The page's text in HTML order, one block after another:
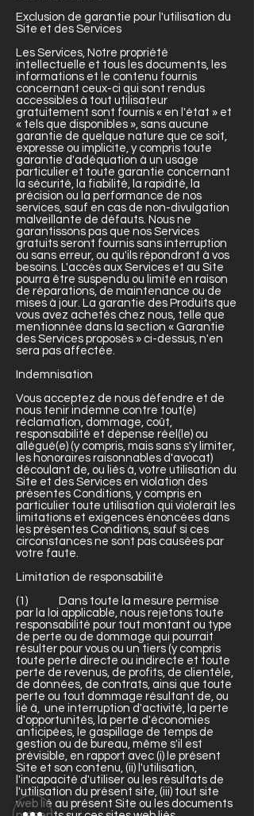
Exclusion de garantie pour l'utilisation du
Site et des Services
Les Services, Notre propriété
intellectuelle et tous les documents, les
informations et le contenu fournis
concernant ceux-ci qui sont rendus
accessibles à tout utilisateur
gratuitement sont fournis « en l'état » et
« tels que disponibles », sans aucune
garantie de quelque nature que ce soit,
expresse ou implicite, y compris toute
garantie d'adéquation à un usage
particulier et toute garantie concernant
la sécurité, la fiabilité, la rapidité, la
précision ou la performance de nos
services, sauf en cas de non-divulgation
malveillante de défauts. Nous ne
garantissons pas que nos Services
gratuits seront fournis sans interruption
ou sans erreur, ou qu'ils répondront à vos
besoins. L'accès aux Services et au Site
pourra être suspendu ou limité en raison
de réparations, de maintenance ou de
mises à jour. La garantie des Produits que
vous avez achetés chez nous, telle que
mentionnée dans la section « Garantie
des Services proposés » ci-dessus, n'en
sera pas affectée.
Indemnisation
Vous acceptez de nous défendre et de
nous tenir indemne contre tout(e)
réclamation, dommage, coût,
responsabilité et dépense réel(le) ou
allégué(e) (y compris, mais sans s'y limiter,
les honoraires raisonnables d'avocat)
découlant de, ou liés à, votre utilisation du
Site et des Services en violation des
présentes Conditions, y compris en
particulier toute utilisation qui violerait les
limitations et exigences énoncées dans
les présentes Conditions, sauf si ces
circonstances ne sont pas causées par
votre faute.
Limitation de responsabilité
(1) Dans toute la mesure permise
par la loi applicable, nous rejetons toute
responsabilité pour tout montant ou type
de perte ou de dommage qui pourrait
résulter pour vous ou un tiers (y compris
toute perte directe ou indirecte et toute
perte de revenus, de profits, de clientèle,
de données, de contrats, ainsi que toute
perte ou tout dommage résultant de, ou
lié à, une interruption d'activité, la perte
d'opportunités, la perte d'économies
anticipées, le gaspillage de temps de
gestion ou de bureau, même s'il est
prévisible, en rapport avec (i) le présent
Site et son contenu, (ii) l'utilisation,
l'incapacité d'utiliser ou les résultats de
l'utilisation du présent site, (iii) tout site
web lié au présent Site ou les documents